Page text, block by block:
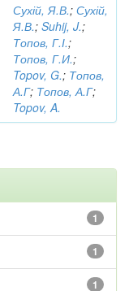
Сухій, Я.В.; Сухій,
Я.В.; Suhij, J.;
Топов, Г.І.;
Топов, Г.И.;
Topov, G.; Топов,
А.Г; Топов, А.Г;
Topov, A.
1
1
1